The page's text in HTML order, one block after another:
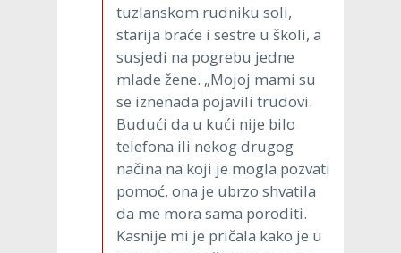
tuzlanskom rudniku soli,
starija braće i sestre u školi, a
susjedi na pogrebu jedne
mlade žene. „Mojoj mami su
se iznenada pojavili trudovi.
Budući da u kući nije bilo
telefona ili nekog drugog
načina na koji je mogla pozvati
pomoć, ona je ubrzo shvatila
da me mora sama poroditi.
Kasnije mi je pričala kako je u